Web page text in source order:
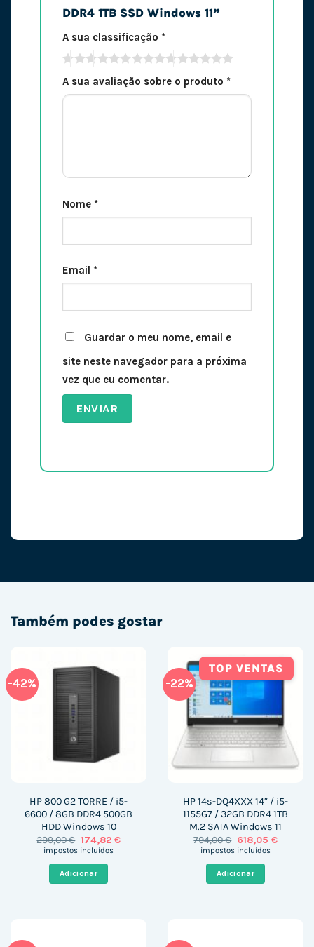
DDR4 1TB SSD Windows 11”
A sua classificação *
A sua avaliação sobre o produto *
Nome *
Email *
Guardar o meu nome, email e
site neste navegador para a próxima
vez que eu comentar.
Também podes gostar
-42%
HP 800 G2 TORRE / i5-
6600 / 8GB DDR4 500GB
HDD Windows 10
299,00€ O
preço
era:
299,00 €.
174,82 €O
impostos incluídos
Adicionar
-22%
TOP VENTAS
HP 14s-DQ4XXX 14″ / i5-
1155G7 / 32GB DDR4 1TB
M.2 SATA Windows 11
794,00€ O
preço
era:
794,00 €.
618,05 €O
impostos incluídos
Adicionar